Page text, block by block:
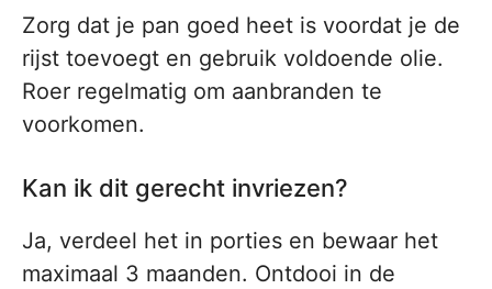
Zorg dat je pan goed heet is voordat je de
rijst toevoegt en gebruik voldoende olie.
Roer regelmatig om aanbranden te
voorkomen.
Kan ik dit gerecht invriezen?
Ja, verdeel het in porties en bewaar het
maximaal 3 maanden. Ontdooi in de